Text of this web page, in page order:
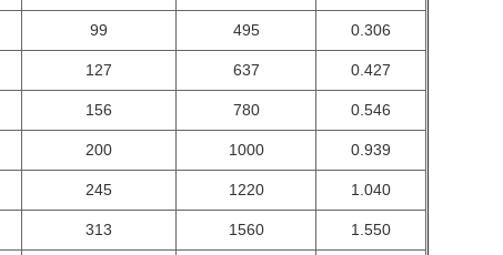
99 495 0.306
127 637 0.427
156 780 0.546
200 1000 0.939
245 1220 1.040
313 1560 1.550